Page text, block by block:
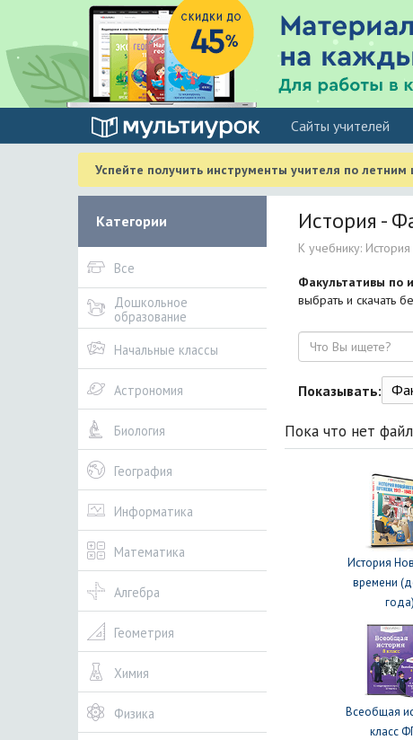
Cайты учителей
Успейте получить инструменты учителя по
Категории
Все
Дошкольное
образование
Начальные классы
Астрономия
Биология
География
Информатика
Математика
Алгебра
Геометрия
Химия
Физика
История -
К учебнику:
Факультативы по
выбрать и скачать
Поиск
Показывать:
Пока что нет
История
времени
года)
Всеобщая
класс